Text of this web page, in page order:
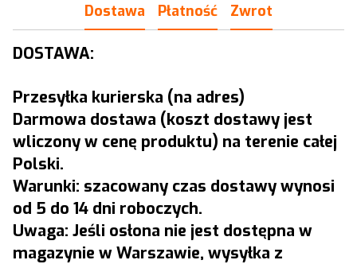
Dostawa Płatność Zwrot
DOSTAWA:
Przesyłka kurierska (na adres)
Darmowa dostawa (koszt dostawy jest
wliczony w cenę produktu) na terenie całej
Polski.
Warunki: szacowany czas dostawy wynosi
od 5 do 14 dni roboczych.
Uwaga: Jeśli osłona nie jest dostępna w
magazynie w Warszawie, wysyłka z